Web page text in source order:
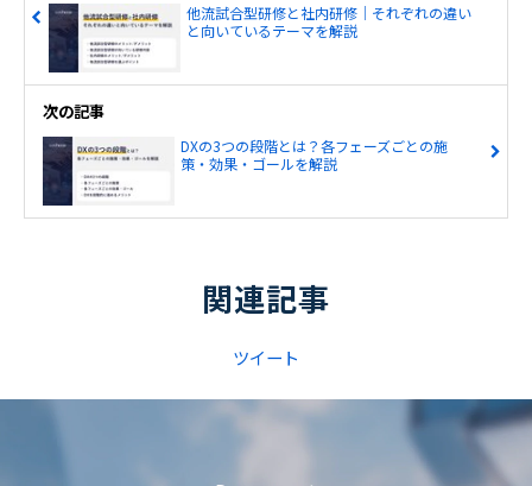
他流試合型研修と社内研修｜それぞれの違い
と向いているテーマを解説
次の記事
DXの3つの段階とは？各フェーズごとの施
策・効果・ゴールを解説
関連記事
ツイート